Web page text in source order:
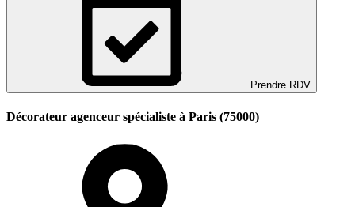
Prendre RDV
Décorateur agenceur spécialiste à Paris (75000)